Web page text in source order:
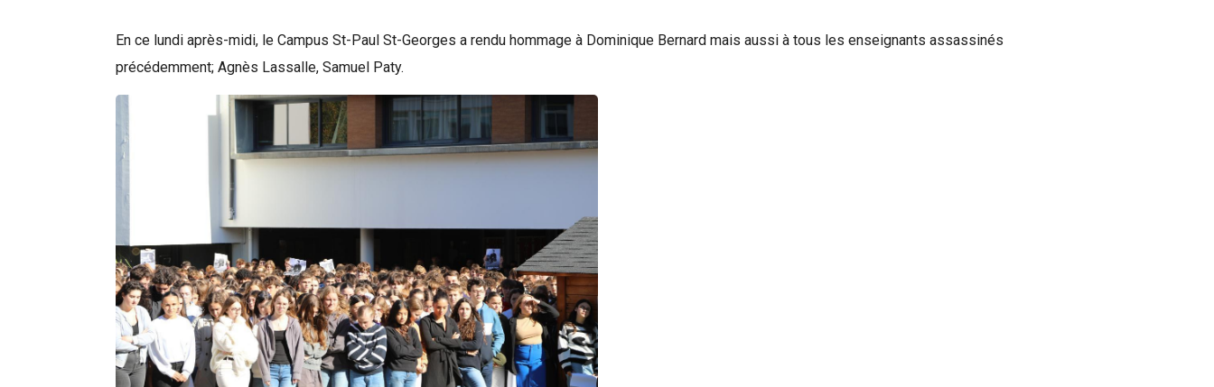
En ce lundi après-midi, le Campus St-Paul St-Georges a rendu hommage à Dominique Bernard mais aussi à tous les enseignants assassinés
précédemment; Agnès Lassalle, Samuel Paty.